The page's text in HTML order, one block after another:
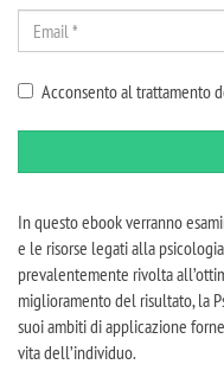
Acconsento al trattamento
In questo ebook verranno
e le risorse legati alla
prevalentemente rivolta
miglioramento del risultato, la
suoi ambiti di applicazione
vita dell’individuo.